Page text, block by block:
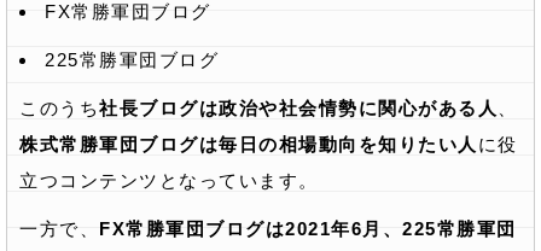
FX常勝軍団ブログ
225常勝軍団ブログ
このうち社長ブログは政治や社会情勢に関心がある人
株式常勝軍団ブログは毎日の相場動向を知りたい人 に役
立つコンテンツとなっています。
一方で、 FX常勝軍団ブログは2021年6月、225常勝軍団